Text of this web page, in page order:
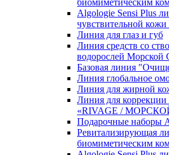
биомиметическим
Algologie Sensi Plus
чувcтвительной
Линия для глаз и губ
Линия средств со
водорослей Морской
Базовая линия
Линия глобальное
Линия для жирной
Линия для коррекции
«RIVAGE /
Подарочные наборы
Ревитализирующая
биомиметическим